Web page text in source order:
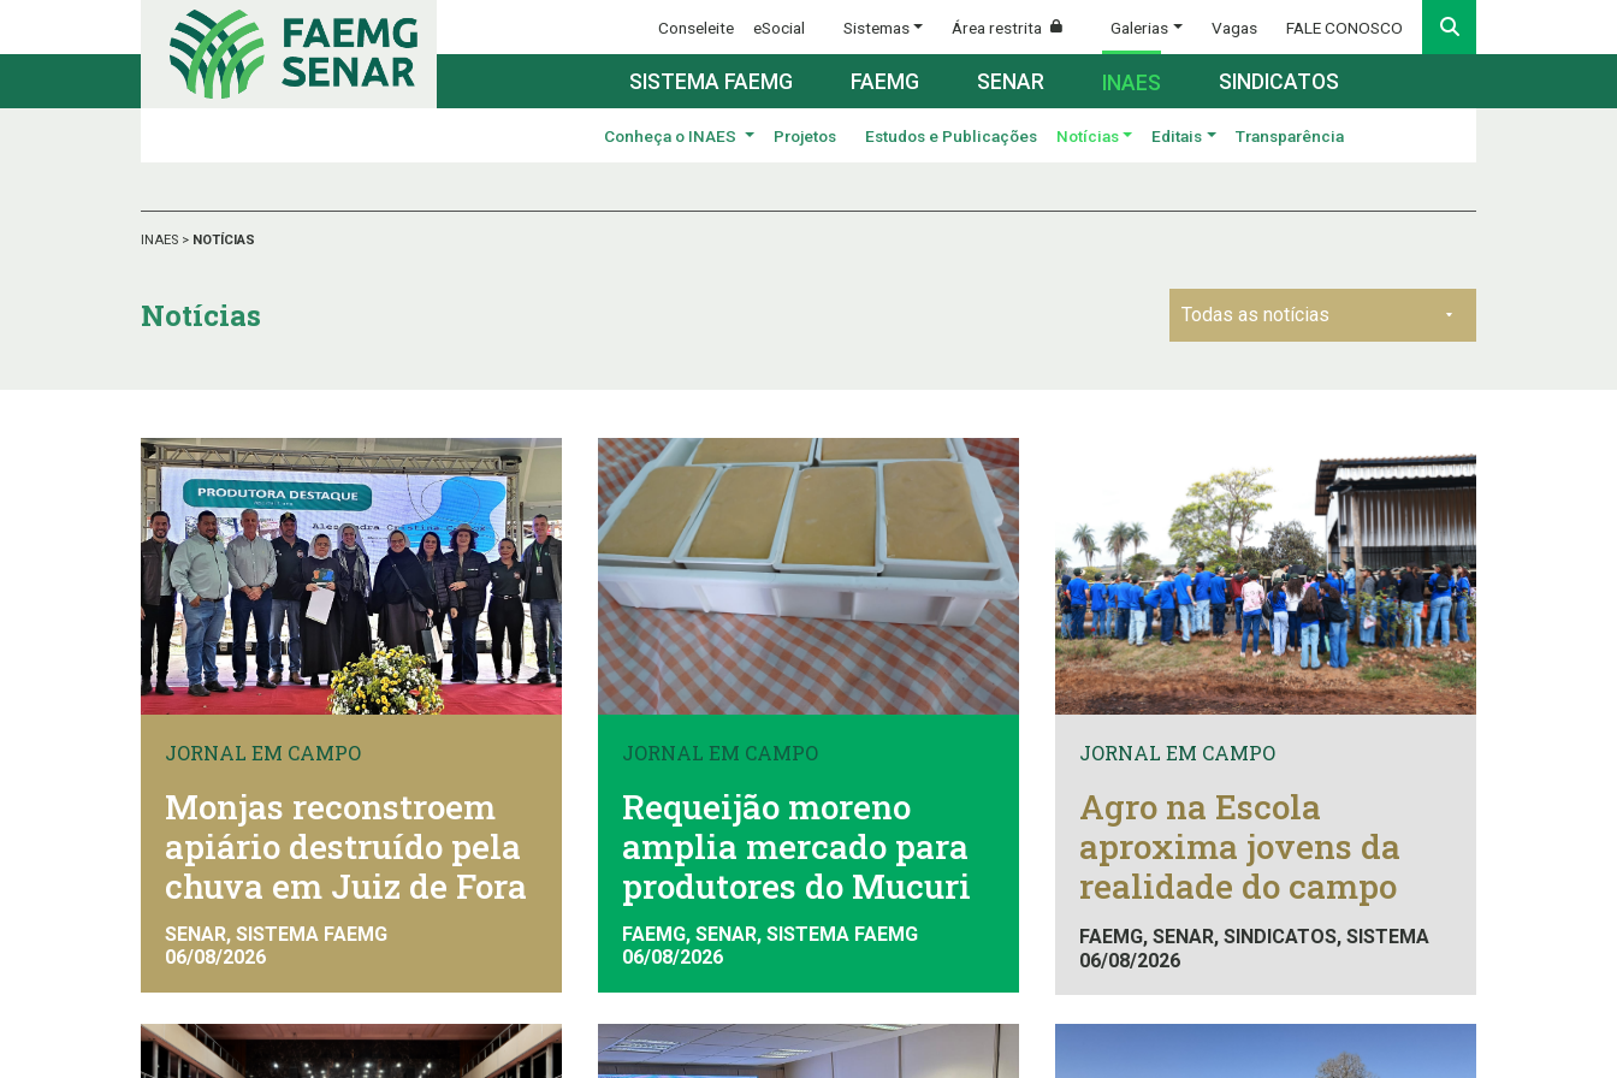
Conseleite eSocial Sistemas Área restrita Galerias Vagas FALE CONOSCO
SISTEMA FAEMG FAEMG SENAR INAES SINDICATOS
Conheça o INAES Projetos Estudos e Publicações Notícias Editais Transparência
INAES > NOTÍCIAS
Notícias
JORNAL EM CAMPO
Monjas reconstroem
apiário destruído pela
chuva em Juiz de Fora
SENAR, SISTEMA FAEMG
06/08/2026
JORNAL EM CAMPO
Requeijão moreno
amplia mercado para
produtores do Mucuri
FAEMG, SENAR, SISTEMA FAEMG
06/08/2026
JORNAL EM CAMPO
Agro na Escola
aproxima jovens da
realidade do campo
FAEMG, SENAR, SINDICATOS, SISTEMA
FAEMG
06/08/2026